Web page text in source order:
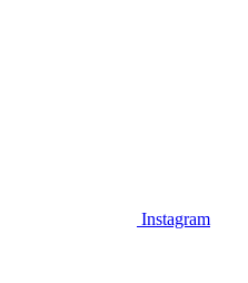
Instagram